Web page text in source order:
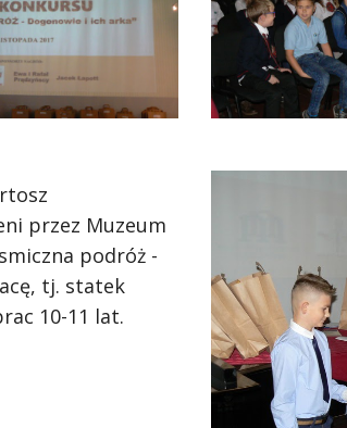
przez Muzeum
podróż -
tj. statek
10-11 lat.